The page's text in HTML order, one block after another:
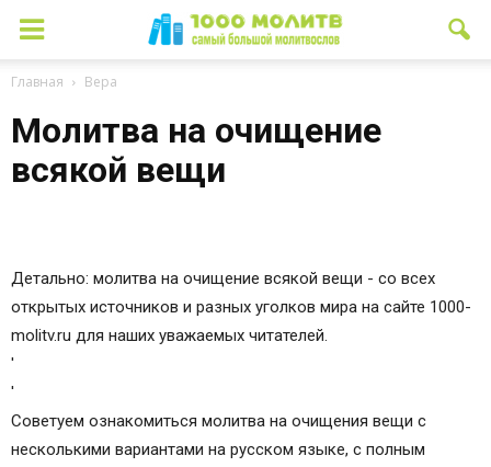
Главная Вера
Молитва на очищение
всякой вещи
Детально: молитва на очищение всякой вещи - со всех
открытых источников и разных уголков мира на сайте 1000-
molitv.ru для наших уважаемых читателей.
'
'
Советуем ознакомиться молитва на очищения вещи с
несколькими вариантами на русском языке, с полным